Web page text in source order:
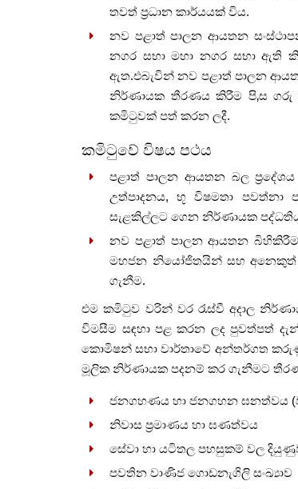
තවත් ප්‍රධාන කාර්යයක් විය.
නව පළාත් පාලන ආයතන
නගර සභා මහා නගර සභා ඇති
ඇත.එබැවින් නව පළාත් පාලන
නිර්ණායක තීරණය කිරීම පි‚ස ගරු
කමිටුවක් පත් කරන ලදී.
කමිටුවේ විෂය පථය
පළාත් පාලන ආයතන බල
උත්පාදනය, භූ විෂමතා පවත්නා
සැළකිල්ලට ගෙන නිර්ණායක
නව පළාත් පාලන ආයතන
මහජන නියෝජිතයින් සහ අනෙකුත්
ගැනීම.
එම කමිටුව වරින් වර රැස්වී අදාල
විමසීම සඳහා පළ කරන ලද පුවත්පත්
කොමිෂන් සභා වාර්තාවේ අන්තර්ගත
මූලික නිර්ණායක පදනම් කර ගැනීමට
ජනගහණය හා ජනගහන ඝනත්වය
නිවාස ප්‍රමාණය හා ඝණත්වය
සේවා හා යටිතල පහසුකම් වල
පවතින වාණිජ ගොඩනැගිලි සංඛ්‍යාව